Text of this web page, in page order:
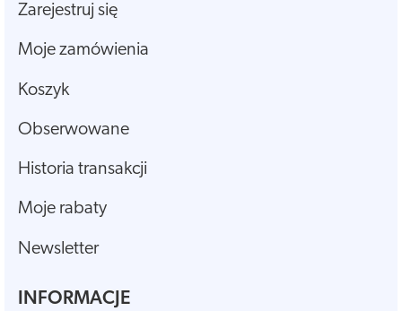
Zarejestruj się
Moje zamówienia
Koszyk
Obserwowane
Historia transakcji
Moje rabaty
Newsletter
INFORMACJE